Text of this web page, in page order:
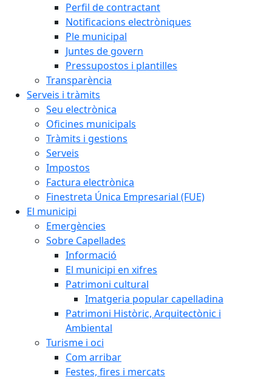
Perfil de contractant
Notificacions electròniques
Ple municipal
Juntes de govern
Pressupostos i plantilles
Transparència
Serveis i tràmits
Seu electrònica
Oficines municipals
Tràmits i gestions
Serveis
Impostos
Factura electrònica
Finestreta Única Empresarial (FUE)
El municipi
Emergències
Sobre Capellades
Informació
El municipi en xifres
Patrimoni cultural
Imatgeria popular capelladina
Patrimoni Històric, Arquitectònic i
Ambiental
Turisme i oci
Com arribar
Festes, fires i mercats